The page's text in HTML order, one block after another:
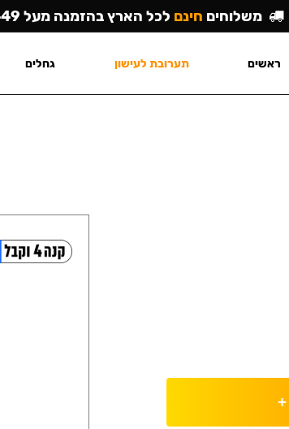
+
משלוחים חינם לכל הארץ בהזמנה מעל ₪449
ראשים תערובת לעישון גחלים